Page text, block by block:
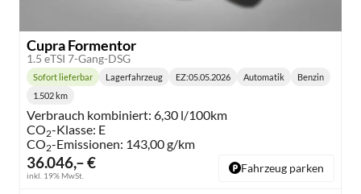
Cupra Formentor
1.5 eTSI 7-Gang-DSG
36.046,– €
inkl. 19% MwSt.
Lieferzeit:
Sofort lieferbar Lagerfahrzeug EZ:05.05.2026
Getriebe:
Automatik
Kraftstoff:
Benzin
Kilometerstand:
1.502 km
Verbrauch kombiniert: 6,30 l/100km
CO2-Klasse: E
CO2-Emissionen: 143,00 g/km
Fahrzeug parken